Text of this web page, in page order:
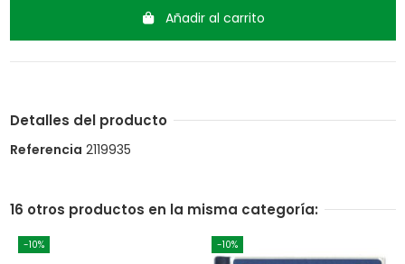
Añadir al carrito
Detalles del producto
Referencia 2119935
16 otros productos en la misma categoría:
-10% -10%